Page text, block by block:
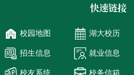
快速链接
校园地图 湖大校历
招生信息 就业信息
校友系统 校务信箱